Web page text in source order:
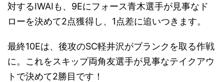
対するIWAIも、9Eにフォース青木選手が見事なド
ローを決めて2点獲得し、1点差に追いつきます。
最終10Eは、後攻のSC軽井沢がブランクを取る作戦
に。これをスキップ両角友選手が見事なテイクアウ
トで決めて2勝目です！